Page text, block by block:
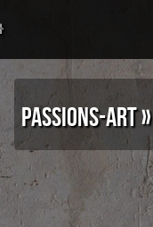
PASSIONS-ART»